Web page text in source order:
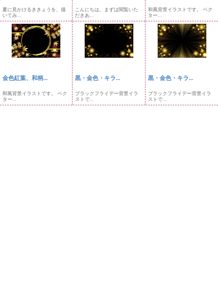
夏に見かけるききょうを、描
いてみ...
こんにちは。まずは閲覧いた
だきあ...
和風背景イラストです。 ベク
ター...
金色紅葉、和柄...
和風背景イラストです。 ベク
ター...
黒・金色・キラ...
ブラックフライデー背景イラ
ストで...
黒・金色・キラ...
ブラックフライデー背景イラ
ストで...